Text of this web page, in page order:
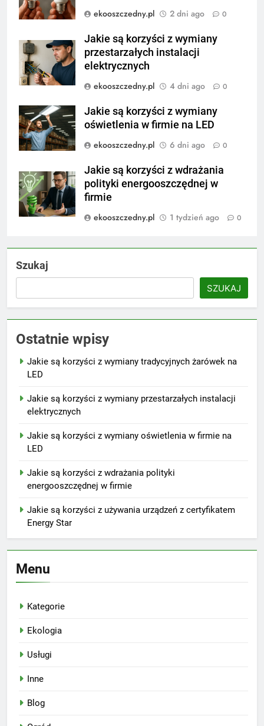
ekooszczedny.pl
2 dni ago 0
Jakie są korzyści z wymiany
przestarzałych instalacji
elektrycznych
ekooszczedny.pl
4 dni ago 0
Jakie są korzyści z wymiany
oświetlenia w firmie na LED
ekooszczedny.pl
6 dni ago 0
Jakie są korzyści z wdrażania
polityki energooszczędnej w
firmie
ekooszczedny.pl
1 tydzień ago 0
Szukaj
SZUKAJ
Ostatnie wpisy
Jakie są korzyści z wymiany tradycyjnych żarówek na
LED
Jakie są korzyści z wymiany przestarzałych instalacji
elektrycznych
Jakie są korzyści z wymiany oświetlenia w firmie na
LED
Jakie są korzyści z wdrażania polityki
energooszczędnej w firmie
Jakie są korzyści z używania urządzeń z certyfikatem
Energy Star
Menu
Kategorie
Ekologia
Usługi
Inne
Blog